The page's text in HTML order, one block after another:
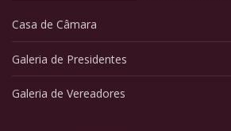
Casa de Câmara
Galeria de Presidentes
Galeria de Vereadores